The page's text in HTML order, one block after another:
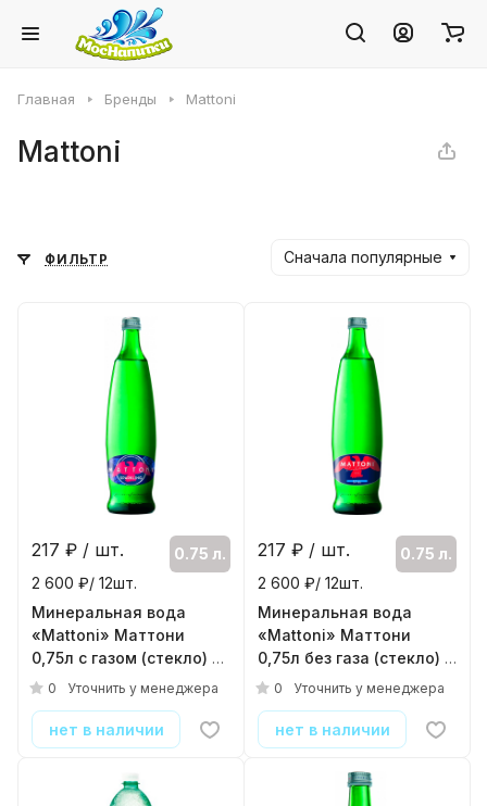
Главная Бренды Mattoni
Mattoni
ФИЛЬТР Сначала популярные
217 ₽ / шт.
0.75 л.
2 600 ₽/ 12шт.
Минеральная вода
«Mattoni» Маттони
0,75л с газом (стекло)
( 12шт./уп. )
0 Уточнить у менеджера
нет в наличии
217 ₽ / шт.
0.75 л.
2 600 ₽/ 12шт.
Минеральная вода
«Mattoni» Маттони
0,75л без газа (стекло)
( 12шт./уп. )
0 Уточнить у менеджера
нет в наличии